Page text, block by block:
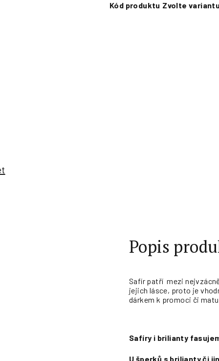
Kód produktu Zvolte variantu
Popis
Safír patří mezi
jejich lásce, proto je
dárkem k promoci či
Safíry i brilianty
U šperků s brilianty či